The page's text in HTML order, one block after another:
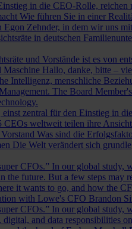
in die CEO-Rolle,
Wie führen Sie in einer
Zehnder, in dem wir uns
in deutschen
und Vorstände ist es von
Maschine Hallo, danke, bitte –
Intelligenz, menschliche
The Board
zentral für den Einstieg in
CEOs weltweit teilen ihre
Was sind die
Die Welt verändert sich
CFOs.” In our global
future. But a few steps may
it wants to go, and how the
with Lowe's CFO Brandon
CFOs.” In our global
and data